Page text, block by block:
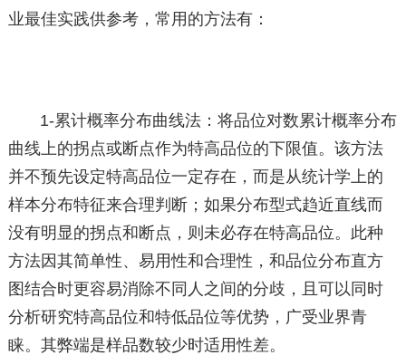
业最佳实践供参考，常用的方法有：
1-累计概率分布曲线法：将品位对数累计概率分布
曲线上的拐点或断点作为特高品位的下限值。该方法
并不预先设定特高品位一定存在，而是从统计学上的
样本分布特征来合理判断；如果分布型式趋近直线而
没有明显的拐点和断点，则未必存在特高品位。此种
方法因其简单性、易用性和合理性，和品位分布直方
图结合时更容易消除不同人之间的分歧，且可以同时
分析研究特高品位和特低品位等优势，广受业界青
睐。其弊端是样品数较少时适用性差。